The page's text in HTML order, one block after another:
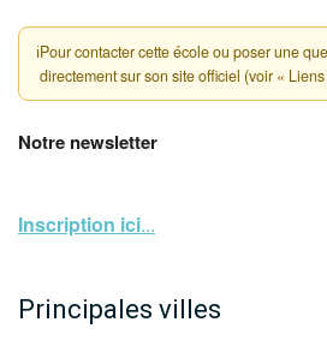
ℹPour contacter cette école ou poser une
directement sur son site officiel (voir «
Notre newsletter
Inscription ici...
Principales villes